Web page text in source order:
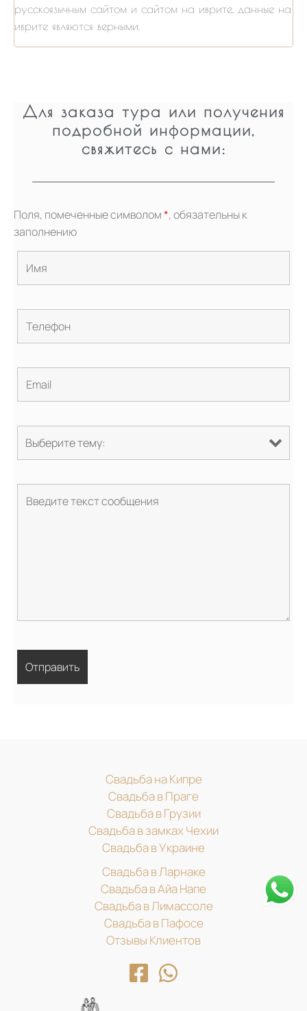
русскоязычным сайтом и сайтом на иврите, данные на
иврите являются верными.
Для заказа тура или получения
подробной информации,
свяжитесь с нами:
Поля, помеченные символом*, обязательны к
заполнению
Свадьба на Кипре
Свадьба в Праге
Свадьба в Грузии
Свадьба в замках Чехии
Свадьба в Украине
Свадьба в Ларнаке
Свадьба в Айа Напе
Свадьба в Лимассоле
Свадьба в Пафосе
Отзывы Клиентов